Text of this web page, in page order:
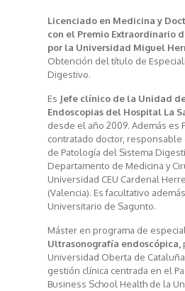
Licenciado en Medicina y
con el Premio Extraordinario
por la Universidad Miguel
Obtención del título de
Digestivo.
Es Jefe clínico de la Unidad
Endoscopias del Hospital La
desde el año 2009. Además es
contratado doctor, responsable
de Patología del Sistema
Departamento de Medicina y
Universidad CEU Cardenal
(Valencia). Es facultativo
Universitario de Sagunto.
Máster en programa de
Ultrasonografía endoscópica,
Universidad Oberta de
gestión clínica centrada en el
Business School Health de la